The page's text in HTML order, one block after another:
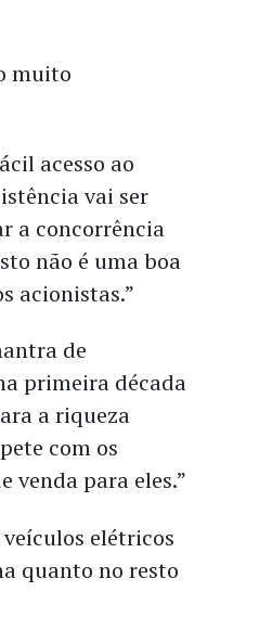
muito
acesso ao
vai ser
a concorrência
não é uma boa
acionistas.”
de
primeira década
a riqueza
com os
venda para eles.”
elétricos
quanto no resto